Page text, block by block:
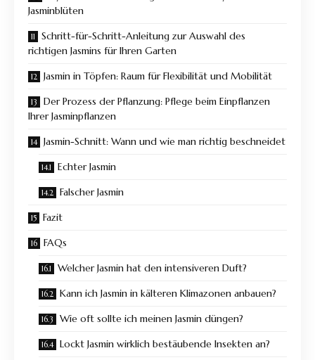
Jasminblüten
Schritt-für-Schritt-Anleitung zur Auswahl des
richtigen Jasmins für Ihren Garten
Jasmin in Töpfen: Raum für Flexibilität und Mobilität
Der Prozess der Pflanzung: Pflege beim Einpflanzen
Ihrer Jasminpflanzen
Jasmin-Schnitt: Wann und wie man richtig beschneidet
Echter Jasmin
Falscher Jasmin
Fazit
FAQs
Welcher Jasmin hat den intensiveren Duft?
Kann ich Jasmin in kälteren Klimazonen anbauen?
Wie oft sollte ich meinen Jasmin düngen?
Lockt Jasmin wirklich bestäubende Insekten an?